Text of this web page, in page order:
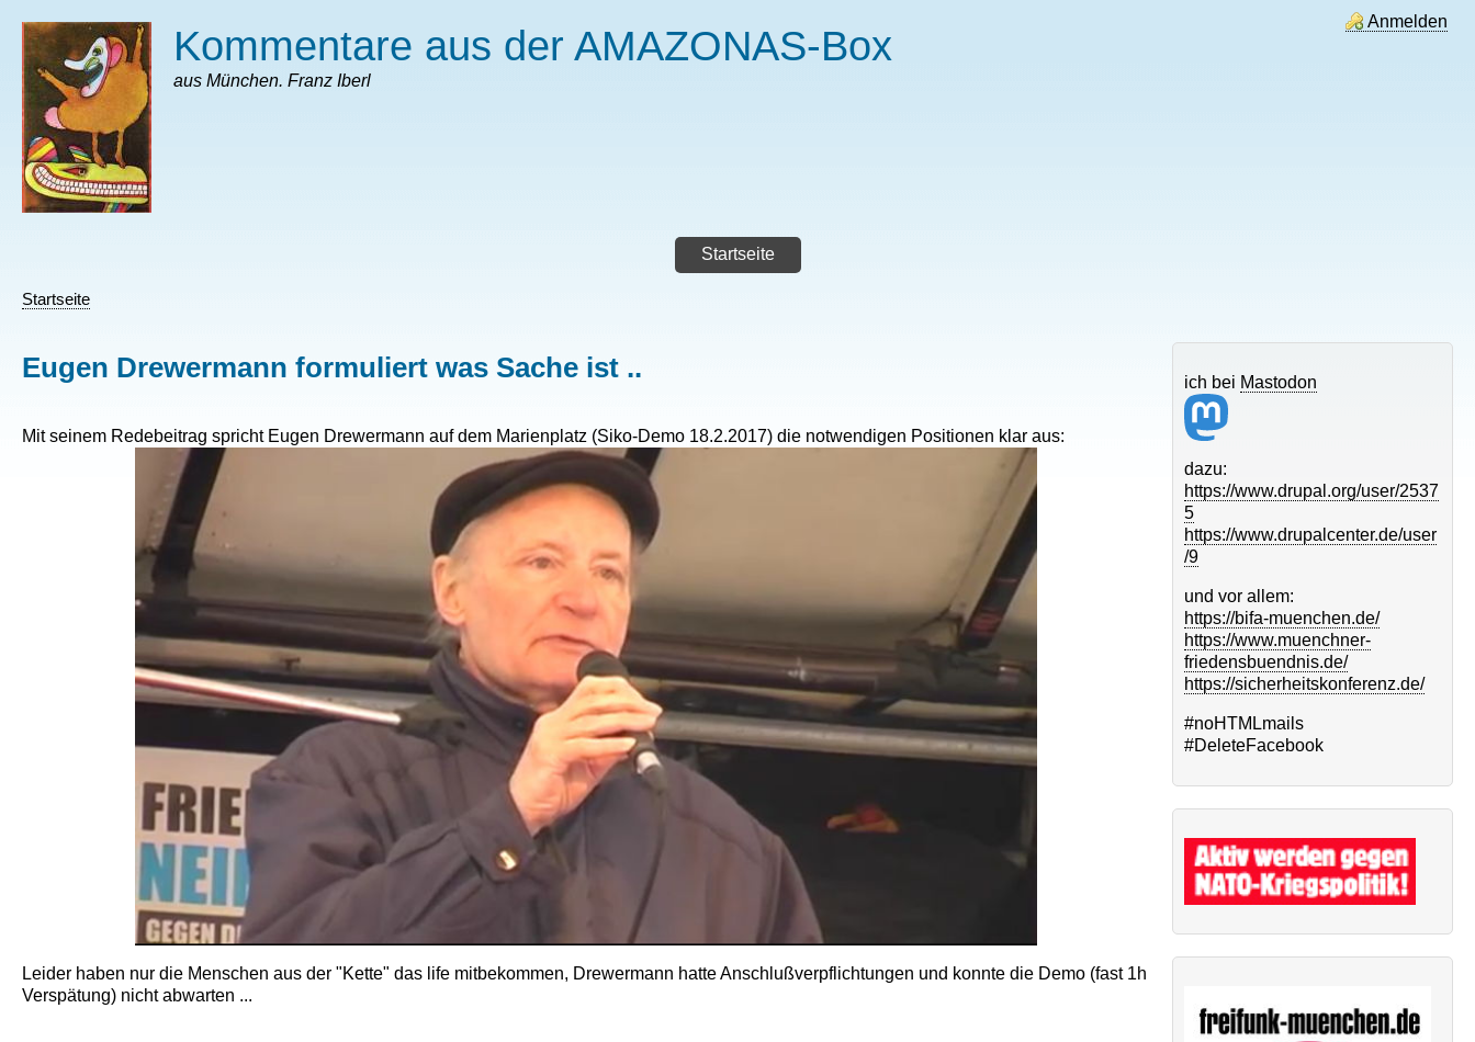
zum
Inhalt
Anmelden
Kommentare aus der AMAZONAS-Box
aus München. Franz Iberl
Startseite
Startseite
Eugen Drewermann formuliert was Sache ist ..
Mit seinem Redebeitrag spricht Eugen Drewermann auf dem Marienplatz (Siko-Demo 18.2.2017) die notwendigen Positionen klar aus:
Leider haben nur die Menschen aus der "Kette" das life mitbekommen, Drewermann hatte Anschlußverpflichtungen und konnte die Demo (fast 1h
Verspätung) nicht abwarten ...
ich bei Mastodon
dazu:
https://www.drupal.org/user/2537
5
https://www.drupalcenter.de/user
/9
und vor allem:
https://bifa-muenchen.de/
https://www.muenchner-
friedensbuendnis.de/
https://sicherheitskonferenz.de/
#noHTMLmails
#DeleteFacebook